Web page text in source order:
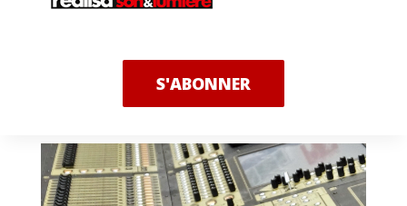
S'ABONNER